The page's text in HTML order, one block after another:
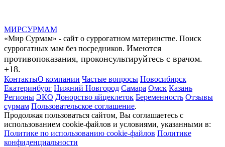
МИРСУРМАМ
«Мир Сурмам» - сайт о суррогатном материнстве. Поиск
суррогатных мам без посредников. Имеются
противопоказания, проконсультируйтесь с врачом.
+18.
КонтактыО компании Частые вопросы Новосибирск
Екатеринбург Нижний Новгород Самара Омск Казань
Регионы ЭКО Донорство яйцеклеток Беременность Отзывы
сурмам Пользовательское соглашение.
Продолжая пользоваться сайтом, Вы соглашаетесь с
использованием cookie-файлов и условиями, указанными в:
Политике по использованию cookie-файлов Политике
конфиденциальности